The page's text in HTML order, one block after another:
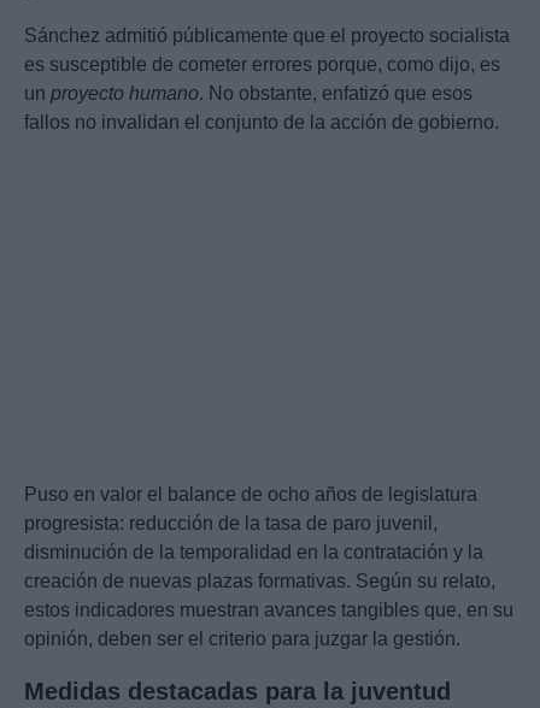
Sánchez admitió públicamente que el proyecto socialista
es susceptible de cometer errores porque, como dijo, es
un proyecto humano. No obstante, enfatizó que esos
fallos no invalidan el conjunto de la acción de gobierno.
Puso en valor el balance de ocho años de legislatura
progresista: reducción de la tasa de paro juvenil,
disminución de la temporalidad en la contratación y la
creación de nuevas plazas formativas. Según su relato,
estos indicadores muestran avances tangibles que, en su
opinión, deben ser el criterio para juzgar la gestión.
Medidas destacadas para la juventud